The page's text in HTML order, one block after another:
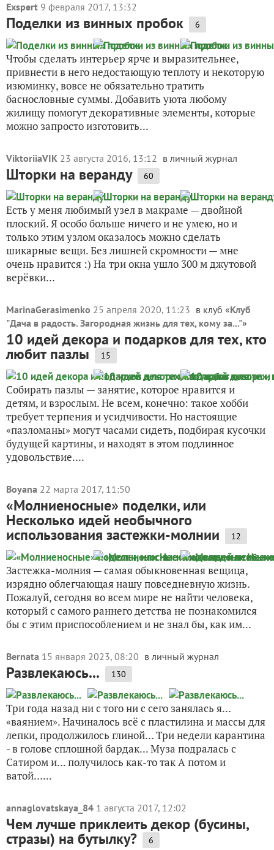
Exspert 9 февраля 2017, 13:32
Поделки из винных пробок 6
Чтобы сделать интерьер ярче и выразительнее,
привнести в него недостающую теплоту и некоторую
изюминку, вовсе не обязательно тратить
баснословные суммы. Добавить уюта любому
жилищу помогут декоративные элементы, которые
можно запросто изготовить...
ViktoriiaVIK 23 августа 2016, 13:12 в личный журнал
Шторки на веранду 60
Есть у меня любимый узел в макраме — двойной
плоский. Я особо больше ничего и не умею, но и
только этим узлом оказалось можно сделать
шикарные вещи. Без лишней скромности — мне
очень нравится :) На три окна ушло 300 м джутовой
верёвки...
MarinaGerasimenko 25 апреля 2020, 11:23 в клуб «Клуб
"Дача в радость. Загородная жизнь для тех, кому за..."»
10 идей декора и подарков для тех, кто
любит пазлы 15
Собирать пазлы — занятие, которое нравится и
детям, и взрослым. Не всем, конечно: такое хобби
требует терпения и усидчивости. Но настоящие
«пазломаны» могут часами сидеть, подбирая кусочки
будущей картины, и находят в этом подлинное
удовольствие....
Boyana 22 марта 2017, 11:50
«Молниеносные» поделки, или
Несколько идей необычного
использования застежки-молнии 12
Застежка-молния — самая обыкновенная вещица,
изрядно облегчающая нашу повседневную жизнь.
Пожалуй, сегодня во всем мире не найти человека,
который с самого раннего детства не познакомился
бы с этим приспособлением и не знал бы, как им...
Bernata 15 января 2023, 08:20 в личный журнал
Развлекаюсь... 130
Три года назад ни с того ни с сего занялась я…
«ваянием». Начиналось всё с пластилина и массы для
лепки, продолжилось глиной… Три недели карантина
- в голове сплошной бардак... Муза подралась с
Сатиром и... получилось как-то так А потом и
ватой…...
annaglovatskaya_84 1 августа 2017, 12:02
Чем лучше приклеить декор (бусины,
стразы) на бутылку? 6